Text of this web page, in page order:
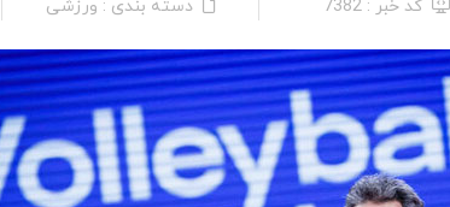
کد خبر : 7382 دسته بندی : ورزشی